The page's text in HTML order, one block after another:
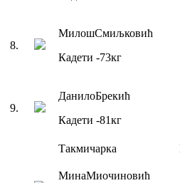
8.
МилошСмиљковић
Кадети -73кг
9.
ДанилоБрекић
Кадети -81кг
Такмичарка
МинаМиочиновић